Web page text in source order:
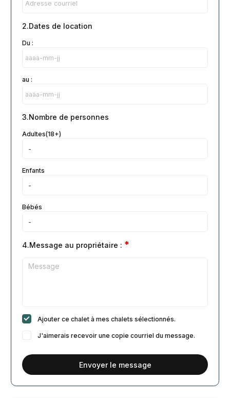
2.Dates de location
Du :
au :
3.Nombre de personnes
Adultes(18+)
Enfants
Bébés
4.Message au propriétaire : *
Ajouter ce chalet à mes chalets sélectionnés.
J'aimerais recevoir une copie courriel du message.
Envoyer le message